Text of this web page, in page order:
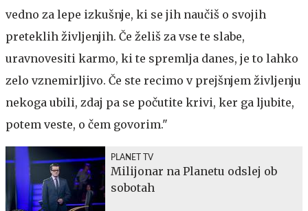
vedno za lepe izkušnje, ki se jih naučiš o svojih
preteklih življenjih. Če želiš za vse te slabe,
uravnovesiti karmo, ki te spremlja danes, je to lahko
zelo vznemirljivo. Če ste recimo v prejšnjem življenju
nekoga ubili, zdaj pa se počutite krivi, ker ga ljubite,
potem veste, o čem govorim."
PLANET TV
Milijonar na Planetu odslej ob
sobotah